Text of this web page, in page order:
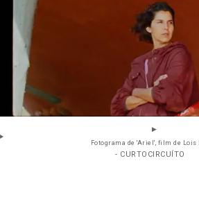
Fotograma de 'Ariel', film de Lois
- CURTOCIRCUÍTO